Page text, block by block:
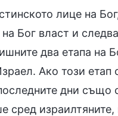
лице на
Бог власт и
два етапа на
Ако този етап
дни също
сред израилтяните,